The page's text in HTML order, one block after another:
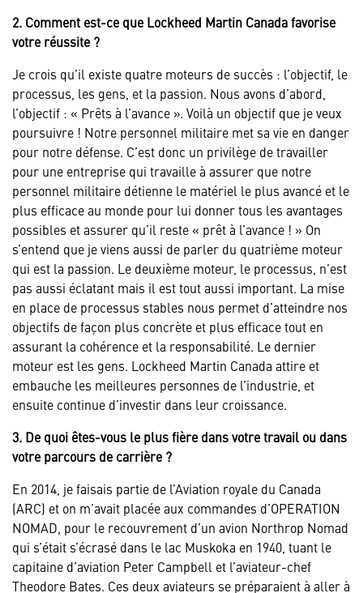
2. Comment est-ce que Lockheed Martin Canada favorise
votre réussite ?
Je crois qu’il existe quatre moteurs de succès : l’objectif, le
processus, les gens, et la passion. Nous avons d’abord,
l’objectif : « Prêts à l’avance ». Voilà un objectif que je veux
poursuivre ! Notre personnel militaire met sa vie en danger
pour notre défense. C’est donc un privilège de travailler
pour une entreprise qui travaille à assurer que notre
personnel militaire détienne le matériel le plus avancé et le
plus efficace au monde pour lui donner tous les avantages
possibles et assurer qu’il reste « prêt à l’avance ! » On
s’entend que je viens aussi de parler du quatrième moteur
qui est la passion. Le deuxième moteur, le processus, n’est
pas aussi éclatant mais il est tout aussi important. La mise
en place de processus stables nous permet d’atteindre nos
objectifs de façon plus concrète et plus efficace tout en
assurant la cohérence et la responsabilité. Le dernier
moteur est les gens. Lockheed Martin Canada attire et
embauche les meilleures personnes de l’industrie, et
ensuite continue d’investir dans leur croissance.
3. De quoi êtes-vous le plus fière dans votre travail ou dans
votre parcours de carrière ?
En 2014, je faisais partie de l’Aviation royale du Canada
(ARC) et on m’avait placée aux commandes d’OPERATION
NOMAD, pour le recouvrement d’un avion Northrop Nomad
qui s’était s’écrasé dans le lac Muskoka en 1940, tuant le
capitaine d’aviation Peter Campbell et l’aviateur-chef
Theodore Bates. Ces deux aviateurs se préparaient à aller à